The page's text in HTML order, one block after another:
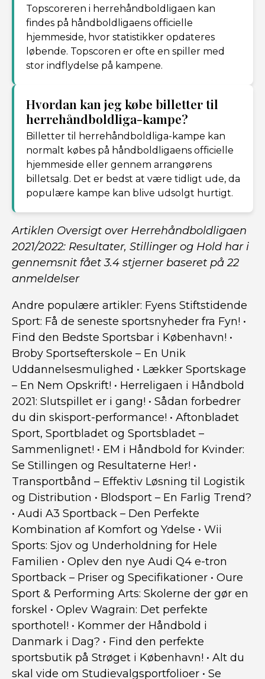
Topscoreren i herrehåndboldligaen kan
findes på håndboldligaens officielle
hjemmeside, hvor statistikker opdateres
løbende. Topscoren er ofte en spiller med
stor indflydelse på kampene.
Hvordan kan jeg købe billetter til
herrehåndboldliga-kampe?
Billetter til herrehåndboldliga-kampe kan
normalt købes på håndboldligaens officielle
hjemmeside eller gennem arrangørens
billetsalg. Det er bedst at være tidligt ude, da
populære kampe kan blive udsolgt hurtigt.
Artiklen Oversigt over Herrehåndboldligaen
2021/2022: Resultater, Stillinger og Hold har i
gennemsnit fået3.4 stjerner baseret på22
anmeldelser
Andre populære artikler: Fyens Stiftstidende
Sport: Få de seneste sportsnyheder fra Fyn! •
Find den Bedste Sportsbar i København! •
Broby Sportsefterskole – En Unik
Uddannelsesmulighed • Lækker Sportskage
– En Nem Opskrift! • Herreligaen i Håndbold
2021: Slutspillet er i gang! • Sådan forbedrer
du din skisport-performance! • Aftonbladet
Sport, Sportbladet og Sportsbladet –
Sammenlignet! • EM i Håndbold for Kvinder:
Se Stillingen og Resultaterne Her! •
Transportbånd – Effektiv Løsning til Logistik
og Distribution • Blodsport – En Farlig Trend?
• Audi A3 Sportback – Den Perfekte
Kombination af Komfort og Ydelse • Wii
Sports: Sjov og Underholdning for Hele
Familien • Oplev den nye Audi Q4 e-tron
Sportback – Priser og Specifikationer • Oure
Sport & Performing Arts: Skolerne der gør en
forskel • Oplev Wagrain: Det perfekte
sporthotel! • Kommer der Håndbold i
Danmark i Dag? • Find den perfekte
sportsbutik på Strøget i København! • Alt du
skal vide om Studievalgsportfolioer • Se